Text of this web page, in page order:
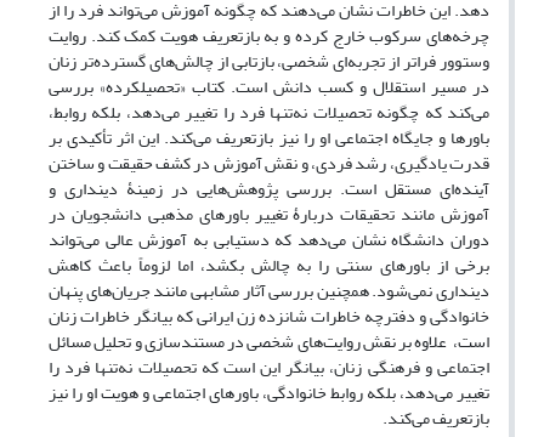
دهد. این خاطرات نشان می‌دهند که چگونه آموزش می‌تواند فرد را از
چرخه‌های سرکوب خارج کرده و به بازتعریف هویت کمک کند. روایت
وستوور فراتر از تجربه‌ای شخصی، بازتابی از چالش‌های گسترده‌تر زنان
در مسیر استقلال و کسب دانش است. کتاب «تحصیلکرده» بررسی
می‌کند که چگونه تحصیلات نه‌تنها فرد را تغییر می‌دهد، بلکه روابط،
باورها و جایگاه اجتماعی او را نیز بازتعریف می‌کند. این اثر تأکیدی بر
قدرت یادگیری، رشد فردی، و نقش آموزش در کشف حقیقت و ساختن
آینده‌ای مستقل است. بررسی پژوهش‌هایی در زمینۀ دینداری و
آموزش مانند تحقیقات دربارۀ تغییر باورهای مذهبی دانشجویان در
دوران دانشگاه نشان می‌دهد که دستیابی به آموزش عالی می‌تواند
برخی از باورهای سنتی را به چالش بکشد، اما لزوماً باعث کاهش
دینداری نمی‌شود. همچنین بررسی آثار مشابهی مانند جریان‌های پنهان
خانوادگی و دفترچه خاطرات شانزده زن ایرانی که بیانگر خاطرات زنان
است، علاوه بر نقش روایت‌های شخصی در مستندسازی و تحلیل مسائل
اجتماعی و فرهنگی زنان، بیانگر این است که تحصیلات نه‌تنها فرد را
تغییر می‌دهد، بلکه روابط خانوادگی، باورهای اجتماعی و هویت او را نیز
بازتعریف می‌کند.